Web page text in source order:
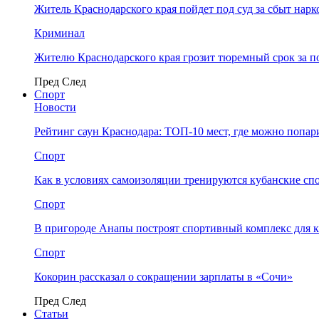
Житель Краснодарского края пойдет под суд за сбыт
Криминал
Жителю Краснодарского края грозит тюремный срок за
Пред След
Спорт
Новости
Рейтинг саун Краснодара: ТОП-10 мест, где можно
Спорт
Как в условиях самоизоляции тренируются кубанские
Спорт
В пригороде Анапы построят спортивный комплекс для
Спорт
Кокорин рассказал о сокращении зарплаты в «Сочи»
Пред След
Статьи